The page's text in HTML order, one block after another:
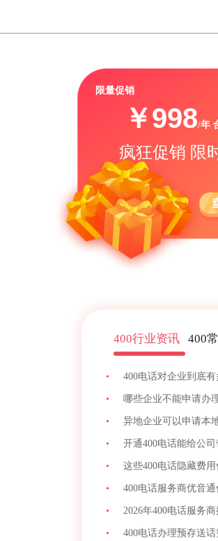
限量促销
￥998/年
疯狂促销 限
400行业资讯 400
• 400电话对企业到底有
• 哪些企业不能申请办
• 异地企业可以申请本
• 开通400电话能给公
• 这些400电话隐藏费用
• 400电话服务商优音通信：
• 2026年400电话服务商推荐
• 400电话办理预存送话费